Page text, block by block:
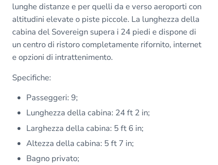
lunghe distanze e per quelli da e verso aeroporti con
altitudini elevate o piste piccole. La lunghezza della
cabina del Sovereign supera i 24 piedi e dispone di
un centro di ristoro completamente rifornito, internet
e opzioni di intrattenimento.
Specifiche:
Passeggeri: 9;
Lunghezza della cabina: 24 ft 2 in;
Larghezza della cabina: 5 ft 6 in;
Altezza della cabina: 5 ft 7 in;
Bagno privato;